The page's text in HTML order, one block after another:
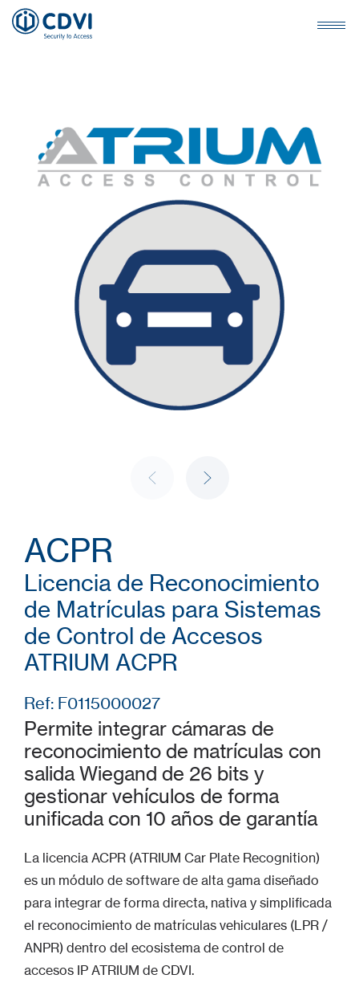
ACPR
Licencia de Reconocimiento
de Matrículas para Sistemas
de Control de Accesos
ATRIUM ACPR
Ref: F0115000027
Permite integrar cámaras de
reconocimiento de matrículas con
salida Wiegand de 26 bits y
gestionar vehículos de forma
unificada con 10 años de garantía
La licencia ACPR (ATRIUM Car Plate Recognition)
es un módulo de software de alta gama diseñado
para integrar de forma directa, nativa y simplificada
el reconocimiento de matrículas vehiculares (LPR /
ANPR) dentro del ecosistema de control de
accesos IP ATRIUM de CDVI.